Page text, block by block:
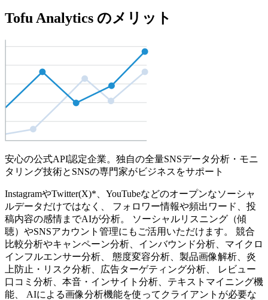
Tofu Analytics のメリット
安心の公式API認定企業。独自の全量SNSデータ分析・モニ
タリング技術とSNSの専門家がビジネスをサポート
InstagramやTwitter(X)*、YouTubeなどのオープンなソーシャ
ルデータだけではなく、 フォロワー情報や頻出ワード、投
稿内容の感情までAIが分析。 ソーシャルリスニング（傾
聴）やSNSアカウント管理にもご活用いただけます。 競合
比較分析やキャンペーン分析、インバウンド分析、マイクロ
インフルエンサー分析、 態度変容分析、製品画像解析、炎
上防止・リスク分析、広告ターゲティング分析、 レビュー
口コミ分析、本音・インサイト分析、テキストマイニング機
能、 AIによる画像分析機能を使ってクライアントが必要な